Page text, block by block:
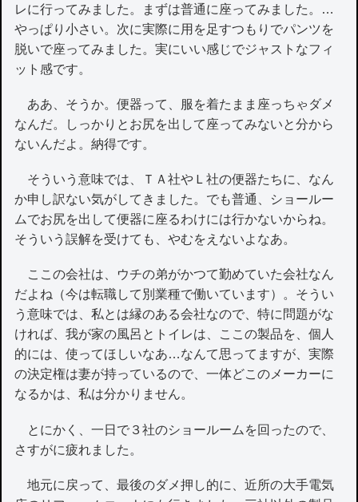
レに行ってみました。まずは普通に座ってみました。…
やっぱり小さい。次に実際に用を足すつもりでパンツを
脱いで座ってみました。実にいい感じでジャストなフィ
ット感です。
ああ、そうか。便器って、服を着たまま座っちゃダメ
なんだ。しっかりとお尻を出して座ってみないと分から
ないんだよ。納得です。
そういう意味では、ＴＡ社やＬ社の便器たちに、なん
か申し訳ない気がしてきました。でも普通、ショールー
ムでお尻を出して便器に座るわけには行かないからね。
そういう誤解を受けても、やむをえないよなあ。
ここの会社は、ウチの弟がかつて勤めていた会社なん
だよね（今は転職して別業種で働いています）。そうい
う意味では、私とは縁のある会社なので、特に問題がな
ければ、我が家の風呂とトイレは、ここの製品を、個人
的には、使ってほしいなあ…なんて思ってますが、実際
の決定権は妻が持っているので、一体どこのメーカーに
なるかは、私は分かりません。
とにかく、一日で３社のショールームを回ったので、
さすがに疲れました。
地元に戻って、最後のダメ押し的に、近所の大手電気